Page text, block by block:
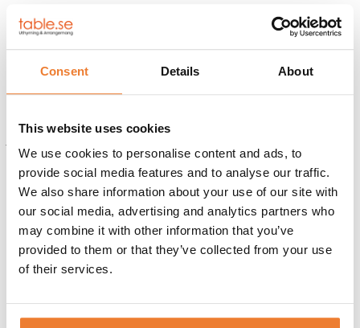
Consent Details About
This website uses cookies
We use cookies to personalise content and ads, to
provide social media features and to analyse our traffic.
We also share information about your use of our site with
our social media, advertising and analytics partners who
may combine it with other information that you’ve
provided to them or that they’ve collected from your use
of their services.
Innerhöjd 2340mm
Gaffelfickor 1660mm
Golvmatta Sure Step, slitstark och halksäker våtrumsmatta
Yttermått:
LÄNGD: 2989 mm
BREDD: 2435 mm
Innermått